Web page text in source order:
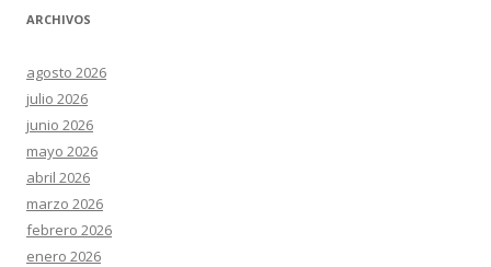
ARCHIVOS
agosto 2026
julio 2026
junio 2026
mayo 2026
abril 2026
marzo 2026
febrero 2026
enero 2026